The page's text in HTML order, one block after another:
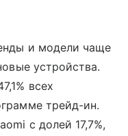
и модели чаще
устройства.
всех
трейд-ин.
с долей 17,7%,